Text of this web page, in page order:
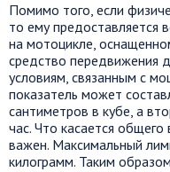
Помимо того, если
то ему предоставляется
на мотоцикле,
средство передвижения
условиям, связанным с
показатель может
сантиметров в кубе, а
час. Что касается
важен. Максимальный
килограмм. Таким